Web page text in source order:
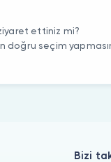
ziyaret ettiniz mi?
doğru seçim
Bizi